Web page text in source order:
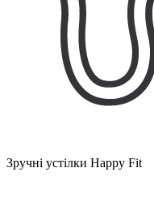
Зручні устілки Happy Fit